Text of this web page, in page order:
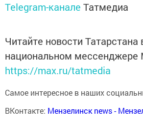
Telegram-канале Татмедиа
Читайте новости Татарстана
национальном мессенджере
https://max.ru/tatmedia
Самое интересное в наших
ВКонтакте: Мензелинск news -